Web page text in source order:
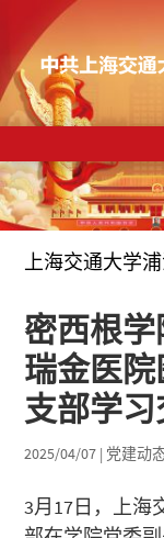
上海交通大学
密西根
瑞金医
支部学
2025/04/07 | 党建动
3月17日，上海